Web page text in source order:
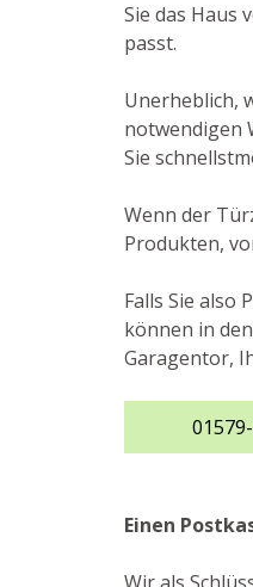
Sie das Haus
passt.
Unerheblich,
notwendigen
Sie
Wenn der
Produkten,
Falls Sie also
können in
Garagentor,
Einen